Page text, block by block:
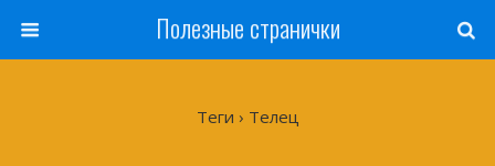
Полезные странички
Теги › Телец